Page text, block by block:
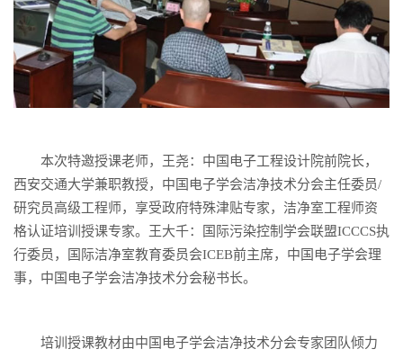
本次特邀授课老师，王尧：中国电子工程设计院前院长，
西安交通大学兼职教授，中国电子学会洁净技术分会主任委员/
研究员高级工程师，享受政府特殊津贴专家，洁净室工程师资
格认证培训授课专家。王大千：国际污染控制学会联盟ICCCS执
行委员，国际洁净室教育委员会ICEB前主席，中国电子学会理
事，中国电子学会洁净技术分会秘书长。
培训授课教材由中国电子学会洁净技术分会专家团队倾力